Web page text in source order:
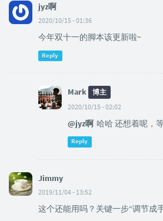
jyz啊
2020/10/15 - 01:36
今年双十一的脚本该更新啦~
Reply
Mark
博主
2020/10/15 - 02:02
@jyz啊 哈哈 还想着呢，
Reply
Jimmy
2019/11/04 - 13:52
这个还能用吗？关键一步“调节成